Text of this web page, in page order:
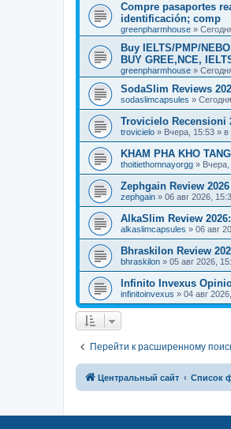
Compre pasaportes
identificación; comp
greenpharmhouse »
Buy IELTS/PMP/
BUY GREE,NCE,
greenpharmhouse »
SodaSlim Reviews
sodaslimcapsules »
Trovicielo Recensioni
trovicielo » Вчера, 15:53 »
KHAM PHA KHO
thoitiethomnayorgg »
Zephgain Review
zephgain » 06 авг 2026,
AlkaSlim Review
alkaslimcapsules » 06 авг
Bhraskilon Review
bhraskilon » 05 авг 2026,
Infinito Invexus
infinitoinvexus » 04 авг
Перейти к расширенному
Центральный сайт Список